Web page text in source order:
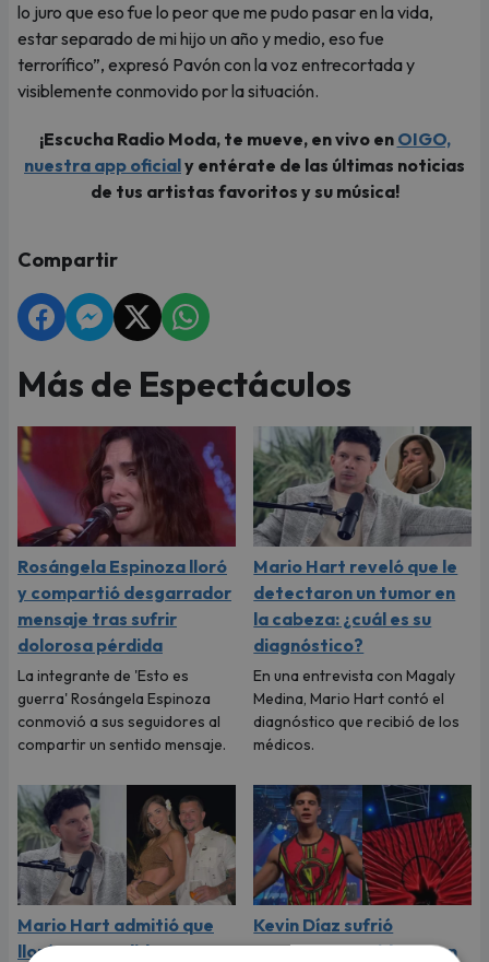
lo juro que eso fue lo peor que me pudo pasar en la vida,
estar separado de mi hijo un año y medio, eso fue
terrorífico”, expresó Pavón con la voz entrecortada y
visiblemente conmovido por la situación.
¡Escucha Radio Moda, te mueve, en vivo en OIGO,
nuestra app oficialy entérate de las últimas noticias
de tus artistas favoritos y su música!
Compartir
Más de Espectáculos
Rosángela Espinoza lloró
y compartió desgarrador
mensaje tras sufrir
dolorosa pérdida
La integrante de 'Esto es
guerra' Rosángela Espinoza
conmovió a sus seguidores al
compartir un sentido mensaje.
Mario Hart reveló que le
detectaron un tumor en
la cabeza: ¿cuál es su
diagnóstico?
En una entrevista con Magaly
Medina, Mario Hart contó el
diagnóstico que recibió de los
médicos.
Mario Hart admitió que
lloró a escondidas tras su
Kevin Díaz sufrió
aparatoso accidente en